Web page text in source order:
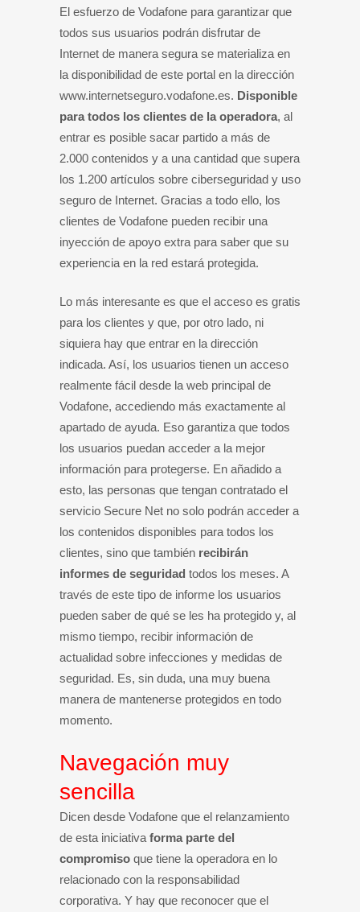
El esfuerzo de Vodafone para garantizar que
todos sus usuarios podrán disfrutar de
Internet de manera segura se materializa en
la disponibilidad de este portal en la dirección
www.internetseguro.vodafone.es. Disponible
para todos los clientes de la operadora, al
entrar es posible sacar partido a más de
2.000 contenidos y a una cantidad que supera
los 1.200 artículos sobre ciberseguridad y uso
seguro de Internet. Gracias a todo ello, los
clientes de Vodafone pueden recibir una
inyección de apoyo extra para saber que su
experiencia en la red estará protegida.
Lo más interesante es que el acceso es gratis
para los clientes y que, por otro lado, ni
siquiera hay que entrar en la dirección
indicada. Así, los usuarios tienen un acceso
realmente fácil desde la web principal de
Vodafone, accediendo más exactamente al
apartado de ayuda. Eso garantiza que todos
los usuarios puedan acceder a la mejor
información para protegerse. En añadido a
esto, las personas que tengan contratado el
servicio Secure Net no solo podrán acceder a
los contenidos disponibles para todos los
clientes, sino que también recibirán
informes de seguridad todos los meses. A
través de este tipo de informe los usuarios
pueden saber de qué se les ha protegido y, al
mismo tiempo, recibir información de
actualidad sobre infecciones y medidas de
seguridad. Es, sin duda, una muy buena
manera de mantenerse protegidos en todo
momento.
Navegación muy
sencilla
Dicen desde Vodafone que el relanzamiento
de esta iniciativa forma parte del
compromiso que tiene la operadora en lo
relacionado con la responsabilidad
corporativa. Y hay que reconocer que el